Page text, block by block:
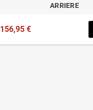
ARRIERE
156,95 €